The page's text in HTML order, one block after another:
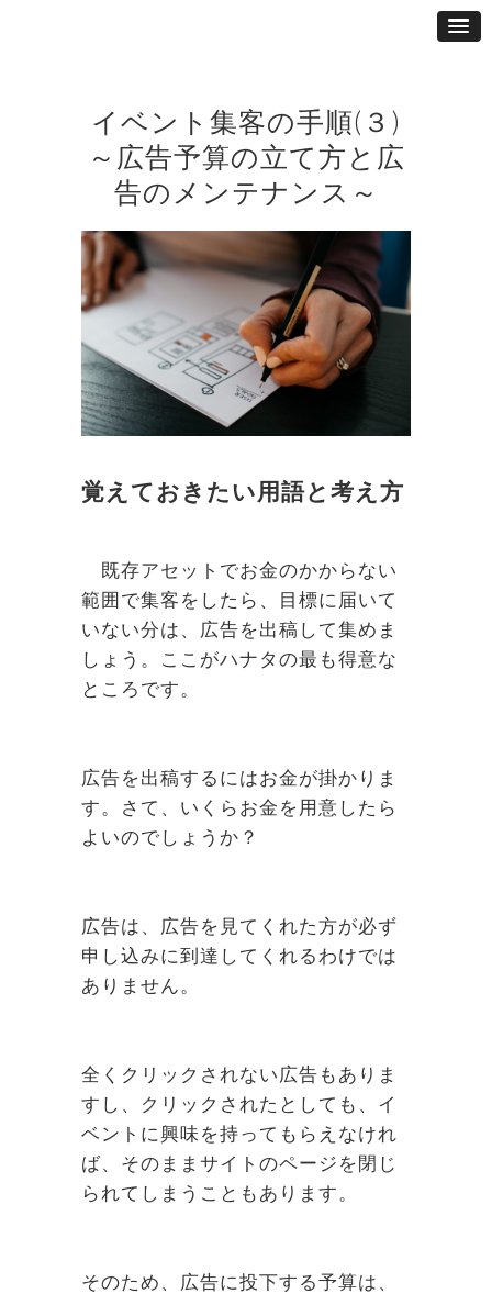
イベント集客の手順(３)
～広告予算の立て方と広
告のメンテナンス～
覚えておきたい用語と考え方
既存アセットでお金のかからない
範囲で集客をしたら、目標に届いて
いない分は、広告を出稿して集めま
しょう。ここがハナタの最も得意な
ところです。
広告を出稿するにはお金が掛かりま
す。さて、いくらお金を用意したら
よいのでしょうか？
広告は、広告を見てくれた方が必ず
申し込みに到達してくれるわけでは
ありません。
全くクリックされない広告もありま
すし、クリックされたとしても、イ
ベントに興味を持ってもらえなけれ
ば、そのままサイトのページを閉じ
られてしまうこともあります。
そのため、広告に投下する予算は、